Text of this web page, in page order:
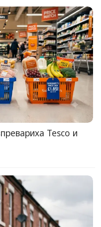
Tesco и